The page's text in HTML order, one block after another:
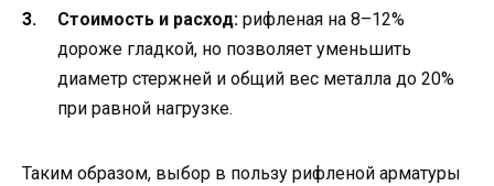
Стоимость и расход: рифленая на 8–12%
дороже гладкой, но позволяет уменьшить
диаметр стержней и общий вес металла до 20%
при равной нагрузке.
Таким образом, выбор в пользу рифленой арматуры